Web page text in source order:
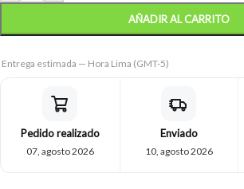
AÑADIR AL CARRITO
Entrega estimada — Hora Lima (GMT-5)
Pedido realizado
07, agosto 2026
Enviado
10, agosto 2026